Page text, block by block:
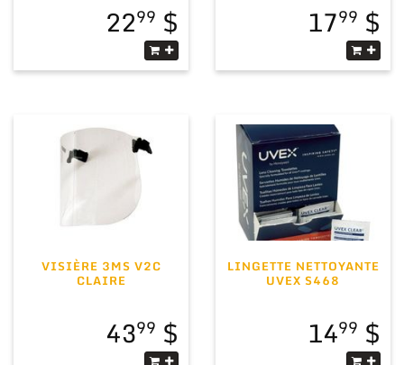
2299 1799
VISIÈRE 3MS V2C
CLAIRE
4399
LINGETTE NETTOYANTE
UVEX S468
1499